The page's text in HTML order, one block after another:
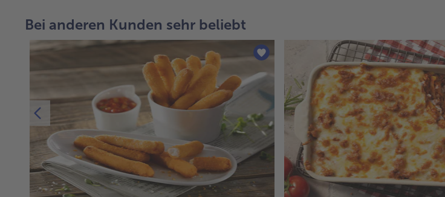
Übersicht.
befinden
11
der
Liste.
Bei anderen Kunden sehr beliebt